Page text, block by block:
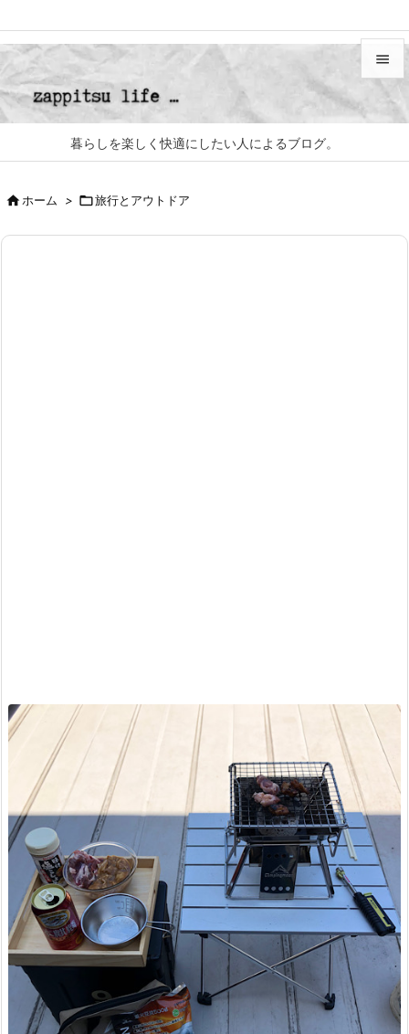
暮らしを楽しく快適にしたい人によるブログ。


サイド

ホーム > 旅行とアウトドア